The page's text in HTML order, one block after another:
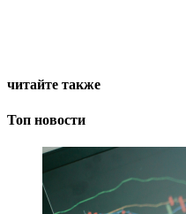
читайте также
Топ новости